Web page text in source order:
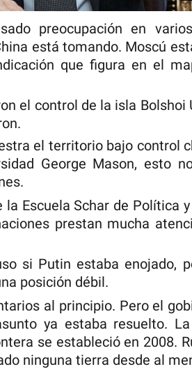
preocupación en
está tomando. Moscú
que figura en el
el control de la isla Bolshoi
el territorio bajo control
George Mason, esto
Escuela Schar de Política
prestan mucha
si Putin estaba enojado,
posición débil.
al principio. Pero el
ya estaba resuelto.
se estableció en 2008.
ninguna tierra desde al